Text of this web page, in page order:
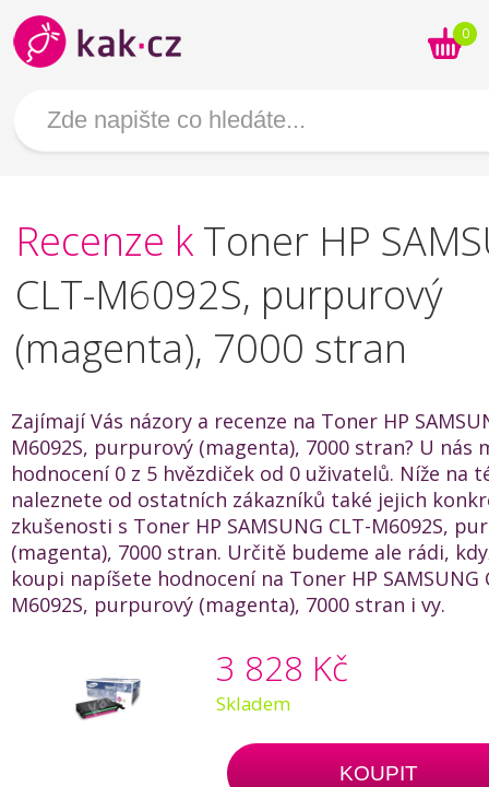
0
Recenze k Toner HP
CLT-M6092S, purpurový
(magenta), 7000 stran
Zajímají Vás názory a recenze na Toner HP
M6092S, purpurový (magenta), 7000 stran? U nás
hodnocení 0 z 5 hvězdiček od 0 uživatelů. Níže na
naleznete od ostatních zákazníků také jejich
zkušenosti s Toner HP SAMSUNG CLT-M6092S,
(magenta), 7000 stran. Určitě budeme ale rádi,
koupi napíšete hodnocení na Toner HP SAMSUNG
M6092S, purpurový (magenta), 7000 stran i vy.
3 828 Kč
Skladem
KOUPIT